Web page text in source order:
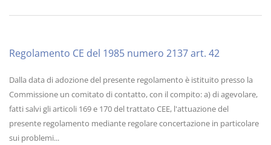
Regolamento CE del 1985 numero 2137 art. 42
Dalla data di adozione del presente regolamento è istituito presso la
Commissione un comitato di contatto, con il compito: a) di agevolare,
fatti salvi gli articoli 169 e 170 del trattato CEE, l'attuazione del
presente regolamento mediante regolare concertazione in particolare
sui problemi...